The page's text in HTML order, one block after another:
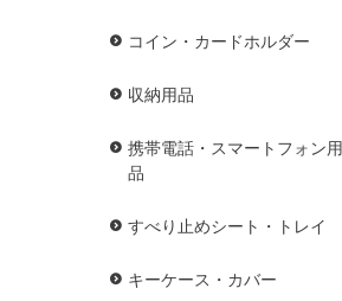
コイン・カードホルダー
収納用品
携帯電話・スマートフォン用
品
すべり止めシート・トレイ
キーケース・カバー